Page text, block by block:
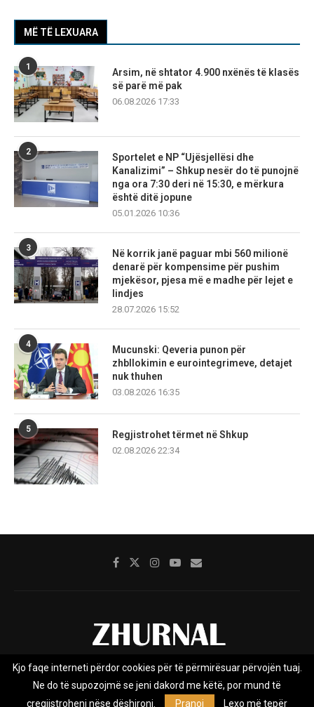
MË TË LEXUARA
1
Arsim, në shtator 4.900 nxënës të klasës
së parë më pak
06.08.2026 17:33
2
Sportelet e NP “Ujësjellësi dhe
Kanalizimi” – Shkup nesër do të punojnë
nga ora 7:30 deri në 15:30, e mërkura
është ditë jopune
05.01.2026 10:36
3
Në korrik janë paguar mbi 560 milionë
denarë për kompensime për pushim
mjekësor, pjesa më e madhe për lejet e
lindjes
28.07.2026 15:52
4
Mucunski: Qeveria punon për
zhbllokimin e eurointegrimeve, detajet
nuk thuhen
03.08.2026 16:35
5
Regjistrohet tërmet në Shkup
02.08.2026 22:34
Rreth nesh Impresumi Marketing
Privacy Policy
Kjo faqe interneti përdor cookies për të përmirësuar përvojën tuaj.
Ne do të supozojmë se jeni dakord me këtë, por mund të
çregjistroheni nëse dëshironi.
Pranoj Lexo më tepër